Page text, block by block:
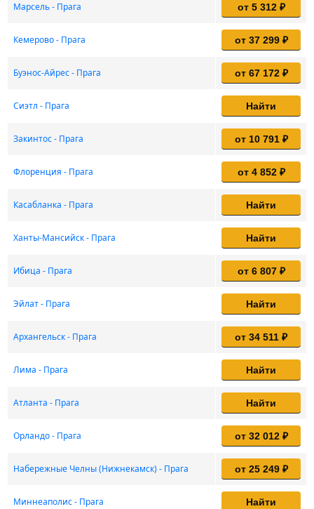
Марсель - Прага от 5 312 ₽
Кемерово - Прага от 37 299 ₽
Буэнос-Айрес - Прага от 67 172 ₽
Сиэтл - Прага Найти
Закинтос - Прага от 10 791 ₽
Флоренция - Прага от 4 852 ₽
Касабланка - Прага Найти
Ханты-Мансийск - Прага Найти
Ибица - Прага от 6 807 ₽
Эйлат - Прага Найти
Архангельск - Прага от 34 511 ₽
Лима - Прага Найти
Атланта - Прага Найти
Орландо - Прага от 32 012 ₽
Набережные Челны (Нижнекамск) - Прага от 25 249 ₽
Миннеаполис - Прага Найти